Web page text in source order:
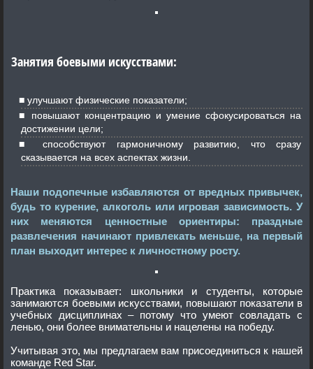
Занятия боевыми искусствами:
улучшают физические показатели;
повышают концентрацию и умение сфокусироваться на
достижении цели;
способствуют гармоничному развитию, что сразу
сказывается на всех аспектах жизни.
Наши подопечные избавляются от вредных привычек,
будь то курение, алкоголь или игровая зависимость. У
них меняются ценностные ориентиры: праздные
развлечения начинают привлекать меньше, на первый
план выходит интерес к личностному росту.
Практика показывает: школьники и студенты, которые
занимаются боевыми искусствами, повышают показатели в
учебных дисциплинах – потому что умеют совладать с
ленью, они более внимательны и нацелены на победу.
Учитывая это, мы предлагаем вам присоединиться к нашей
команде Red Star.